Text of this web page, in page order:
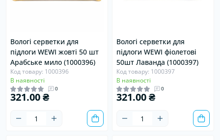
Вологі серветки для
підлоги WEWI жовті 50 шт
Арабське мило (1000396)
Код товару: 1000396
В наявності
0
321.00 ₴
Вологі серветки для
підлоги WEWI фіолетові
50шт Лаванда (1000397)
Код товару: 1000397
В наявності
0
321.00 ₴